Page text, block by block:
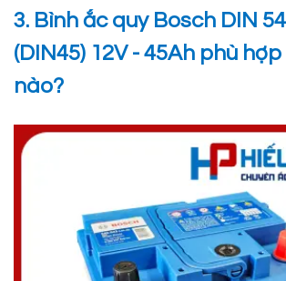
3. Bình ắc quy Bosch DIN
(DIN45) 12V - 45Ah phù
nào?